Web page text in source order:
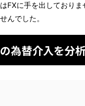
FXに手を出しており
んでした。
為替介入を分